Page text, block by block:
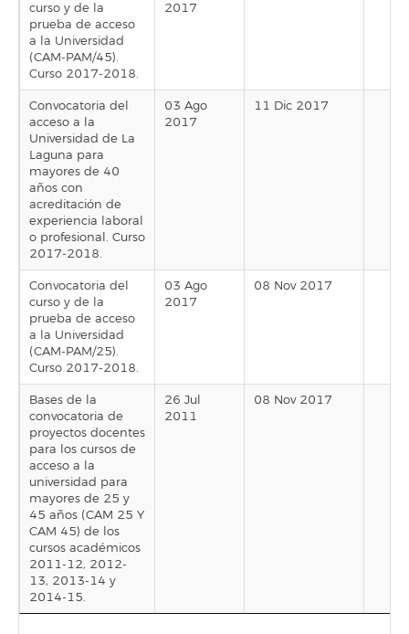
curso y de la
prueba de acceso
a la Universidad
(CAM-PAM/45).
Curso 2017-2018.
2017
Convocatoria del
acceso a la
Universidad de La
Laguna para
mayores de 40
años con
acreditación de
experiencia laboral
o profesional. Curso
2017-2018.
03 Ago
2017
11 Dic 2017
Convocatoria del
curso y de la
prueba de acceso
a la Universidad
(CAM-PAM/25).
Curso 2017-2018.
03 Ago
2017
08 Nov 2017
Bases de la
convocatoria de
proyectos docentes
para los cursos de
acceso a la
universidad para
mayores de 25 y
45 años (CAM 25 Y
CAM 45) de los
cursos académicos
2011-12, 2012-
13, 2013-14 y
2014-15.
26 Jul
2011
08 Nov 2017